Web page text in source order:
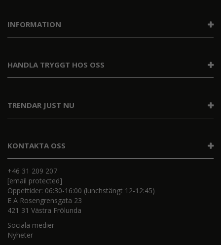
KONTAKTA OSS
+46 31 209 207
[email protected]
Öppettider: 06:30-16:00 (lunchstängt 12-12:45)
E A Rosengrensgata 23
421 31 Västra Frölunda
Sociala medier
Nyheter
INFORMATION
TRENDAR JUST NU
HANDLA TRYGGT HOS OSS